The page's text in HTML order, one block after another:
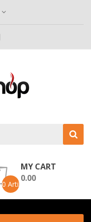
0 Artikel -
MY CART
0.00